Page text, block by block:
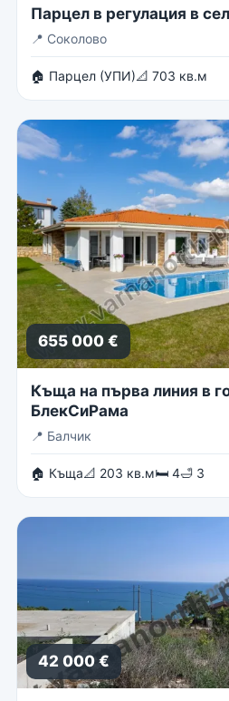
Парцел в регулация в
📍 Соколово
🏠 Парцел (УПИ)📐 703 кв.м
655 000 €
Къща на първа линия в
БлекСиРама
📍 Балчик
🏠 Къща📐 203 кв.м🛏 4🛁 3
42 000 €